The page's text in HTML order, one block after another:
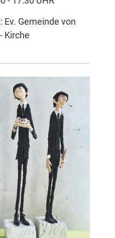
Ev. Gemeinde von
Kirche